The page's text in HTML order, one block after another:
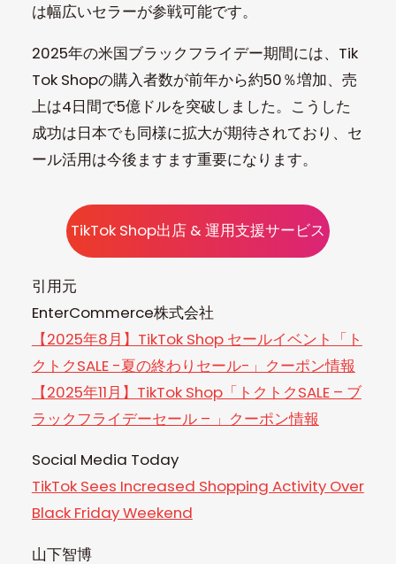
は幅広いセラーが参戦可能です。
2025年の米国ブラックフライデー期間には、Tik
Tok Shopの購入者数が前年から約50％増加、売
上は4日間で5億ドルを突破しました。こうした
成功は日本でも同様に拡大が期待されており、セ
ール活用は今後ますます重要になります。
TikTok Shop出店 & 運用支援サービス
引用元
EnterCommerce株式会社
【2025年8月】TikTok Shop セールイベント「ト
クトクSALE -夏の終わりセール-」クーポン情報
【2025年11月】TikTok Shop「トクトクSALE – ブ
ラックフライデーセール – 」クーポン情報
Social Media Today
TikTok Sees Increased Shopping Activity Over
Black Friday Weekend
山下智博